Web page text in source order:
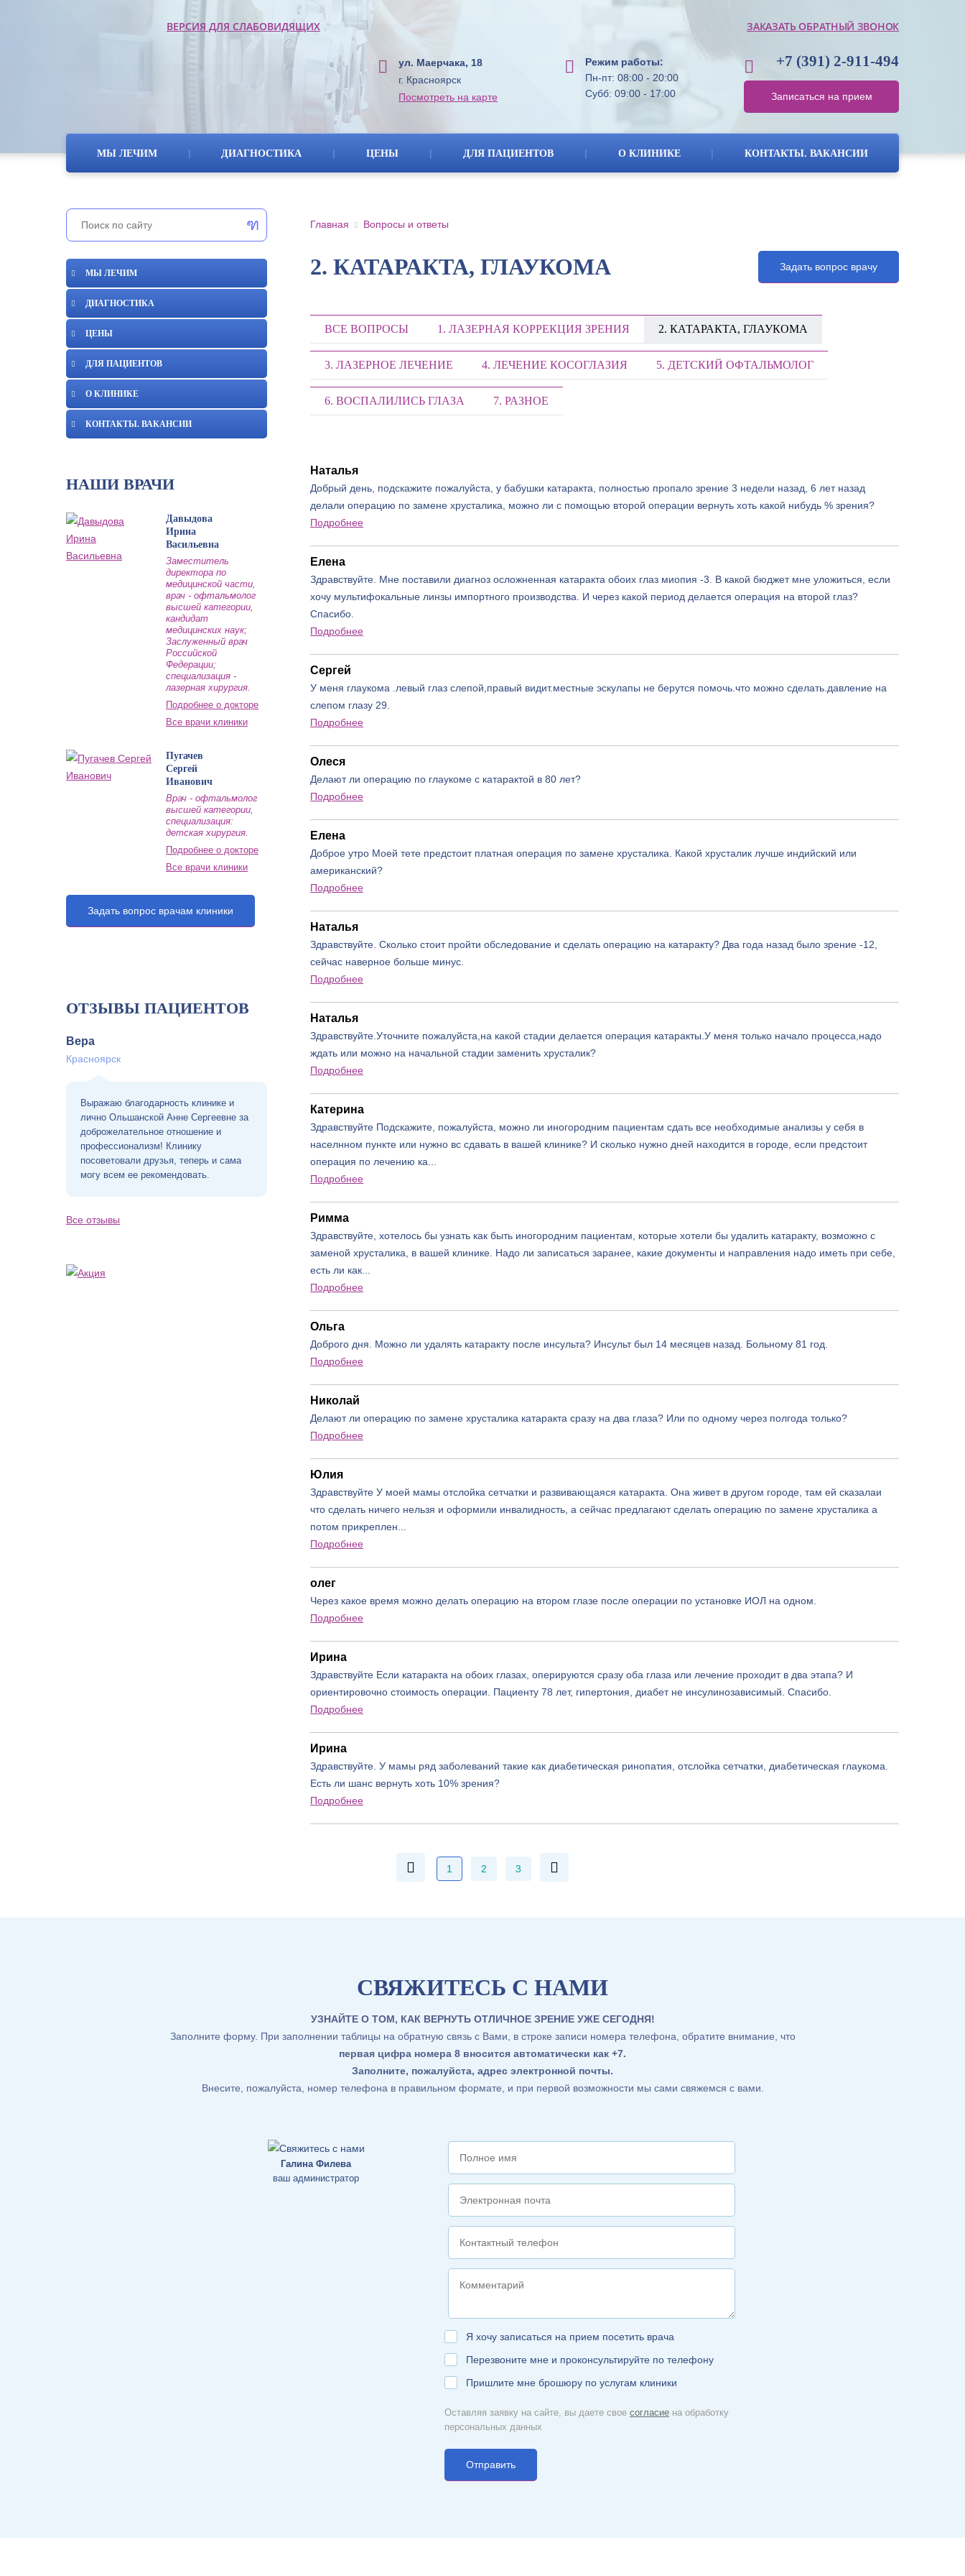
ВЕРСИЯ ДЛЯ СЛАБОВИДЯЩИХ ЗАКАЗАТЬ ОБРАТНЫЙ ЗВОНОК
+7 (391) 2-911-494
Записаться на прием
Режим работы:
Пн-пт: 08:00 - 20:00
Субб: 09:00 - 17:00
ул. Маерчака, 18
г. Красноярск
Посмотреть на карте
МЫ ЛЕЧИМ | ДИАГНОСТИКА | ЦЕНЫ | ДЛЯ ПАЦИЕНТОВ | О КЛИНИКЕ | КОНТАКТЫ. ВАКАНСИИ
МЫ ЛЕЧИМ
ДИАГНОСТИКА
ЦЕНЫ
ДЛЯ ПАЦИЕНТОВ
О КЛИНИКЕ
КОНТАКТЫ. ВАКАНСИИ
НАШИ ВРАЧИ
Давыдова
Ирина
Васильевна
Заместитель
директора по
медицинской части,
врач - офтальмолог
высшей категории,
кандидат
медицинских наук;
Заслуженный врач
Российской
Федерации;
специализация -
лазерная хирургия.
Подробнее о докторе
Все врачи клиники
Пугачев
Сергей
Иванович
Врач - офтальмолог
высшей категории,
специализация:
детская хирургия.
Подробнее о докторе
Все врачи клиники
Задать вопрос врачам клиники
ОТЗЫВЫ ПАЦИЕНТОВ
Вера
Красноярск
Выражаю благодарность клинике и
лично Ольшанской Анне Сергеевне за
доброжелательное отношение и
профессионализм! Клинику
посоветовали друзья, теперь и сама
могу всем ее рекомендовать.
Все отзывы
Главная Вопросы и ответы
2. КАТАРАКТА, ГЛАУКОМА Задать вопрос врачу
ВСЕ ВОПРОСЫ 1. ЛАЗЕРНАЯ КОРРЕКЦИЯ ЗРЕНИЯ 2. КАТАРАКТА, ГЛАУКОМА
3. ЛАЗЕРНОЕ ЛЕЧЕНИЕ 4. ЛЕЧЕНИЕ КОСОГЛАЗИЯ 5. ДЕТСКИЙ ОФТАЛЬМОЛОГ
6. ВОСПАЛИЛИСЬ ГЛАЗА 7. РАЗНОЕ
Наталья
Добрый день, подскажите пожалуйста, у бабушки катаракта, полностью пропало зрение 3 недели назад, 6 лет назад
делали операцию по замене хрусталика, можно ли с помощью второй операции вернуть хоть какой нибудь % зрения?
Подробнее
Елена
Здравствуйте. Мне поставили диагноз осложненная катаракта обоих глаз миопия -3. В какой бюджет мне уложиться, если
хочу мультифокальные линзы импортного производства. И через какой период делается операция на второй глаз?
Спасибо.
Подробнее
Сергей
У меня глаукома .левый глаз слепой,правый видит.местные эскулапы не берутся помочь.что можно сделать.давление на
слепом глазу 29.
Подробнее
Олеся
Делают ли операцию по глаукоме с катарактой в 80 лет?
Подробнее
Елена
Доброе утро Моей тете предстоит платная операция по замене хрусталика. Какой хрусталик лучше индийский или
американский?
Подробнее
Наталья
Здравствуйте. Сколько стоит пройти обследование и сделать операцию на катаракту? Два года назад было зрение -12,
сейчас наверное больше минус.
Подробнее
Наталья
Здравствуйте.Уточните пожалуйста,на какой стадии делается операция катаракты.У меня только начало процесса,надо
ждать или можно на начальной стадии заменить хрусталик?
Подробнее
Катерина
Здравствуйте Подскажите, пожалуйста, можно ли иногородним пациентам сдать все необходимые анализы у себя в
населнном пункте или нужно вс сдавать в вашей клинике? И сколько нужно дней находится в городе, если предстоит
операция по лечению ка...
Подробнее
Римма
Здравствуйте, хотелось бы узнать как быть иногородним пациентам, которые хотели бы удалить катаракту, возможно с
заменой хрусталика, в вашей клинике. Надо ли записаться заранее, какие документы и направления надо иметь при себе,
есть ли как...
Подробнее
Ольга
Доброго дня. Можно ли удалять катаракту после инсульта? Инсульт был 14 месяцев назад. Больному 81 год.
Подробнее
Николай
Делают ли операцию по замене хрусталика катаракта сразу на два глаза? Или по одному через полгода только?
Подробнее
Юлия
Здравствуйте У моей мамы отслойка сетчатки и развивающаяся катаракта. Она живет в другом городе, там ей сказалаи
что сделать ничего нельзя и оформили инвалидность, а сейчас предлагают сделать операцию по замене хрусталика а
потом прикреплен...
Подробнее
олег
Через какое время можно делать операцию на втором глазе после операции по установке ИОЛ на одном.
Подробнее
Ирина
Здравствуйте Если катаракта на обоих глазах, оперируются сразу оба глаза или лечение проходит в два этапа? И
ориентировочно стоимость операции. Пациенту 78 лет, гипертония, диабет не инсулинозависимый. Спасибо.
Подробнее
Ирина
Здравствуйте. У мамы ряд заболеваний такие как диабетическая ринопатия, отслойка сетчатки, диабетическая глаукома.
Есть ли шанс вернуть хоть 10% зрения?
Подробнее
1 2 3
СВЯЖИТЕСЬ С НАМИ
УЗНАЙТЕ О ТОМ, КАК ВЕРНУТЬ ОТЛИЧНОЕ ЗРЕНИЕ УЖЕ СЕГОДНЯ!
Заполните форму. При заполнении таблицы на обратную связь с Вами, в строке записи номера телефона, обратите внимание, что
первая цифра номера 8 вносится автоматически как +7.
Заполните, пожалуйста, адрес электронной почты.
Внесите, пожалуйста, номер телефона в правильном формате, и при первой возможности мы сами свяжемся с вами.
Галина Филева
ваш администратор
Я хочу записаться на прием посетить врача
Перезвоните мне и проконсультируйте по телефону
Пришлите мне брошюру по услугам клиники
Оставляя заявку на сайте, вы даете свое согласие на обработку
персональных данных